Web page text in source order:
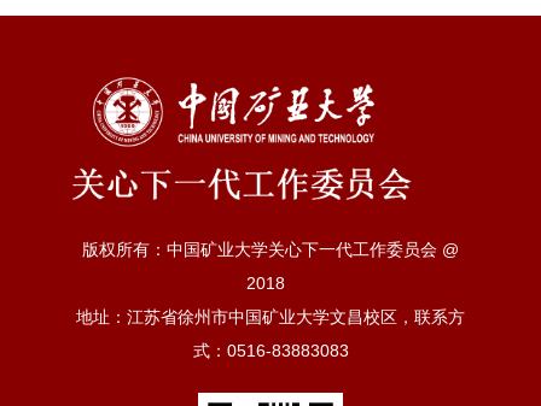
版权所有：中国矿业大学关心下一代工作委员会 @
2018
地址：江苏省徐州市中国矿业大学文昌校区，联系方
式：0516-83883083